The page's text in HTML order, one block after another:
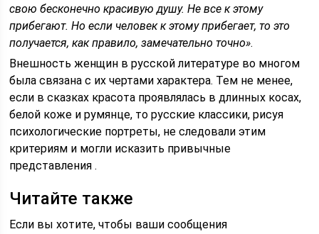
свою бесконечно красивую душу. Не все к этому
прибегают. Но если человек к этому прибегает, то это
получается, как правило, замечательно точно».
Внешность женщин в русской литературе во многом
была связана с их чертами характера. Тем не менее,
если в сказках красота проявлялась в длинных косах,
белой коже и румянце, то русские классики, рисуя
психологические портреты, не следовали этим
критериям и могли исказить привычные
представления .
Читайте также
Если вы хотите, чтобы ваши сообщения